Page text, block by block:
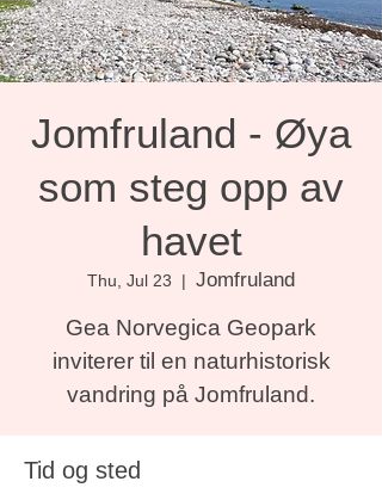
Jomfruland - Øya
som steg opp av
havet
Thu, Jul 23
  |
Jomfruland
Gea Norvegica Geopark
inviterer til en naturhistorisk
vandring på Jomfruland.
Tid og sted